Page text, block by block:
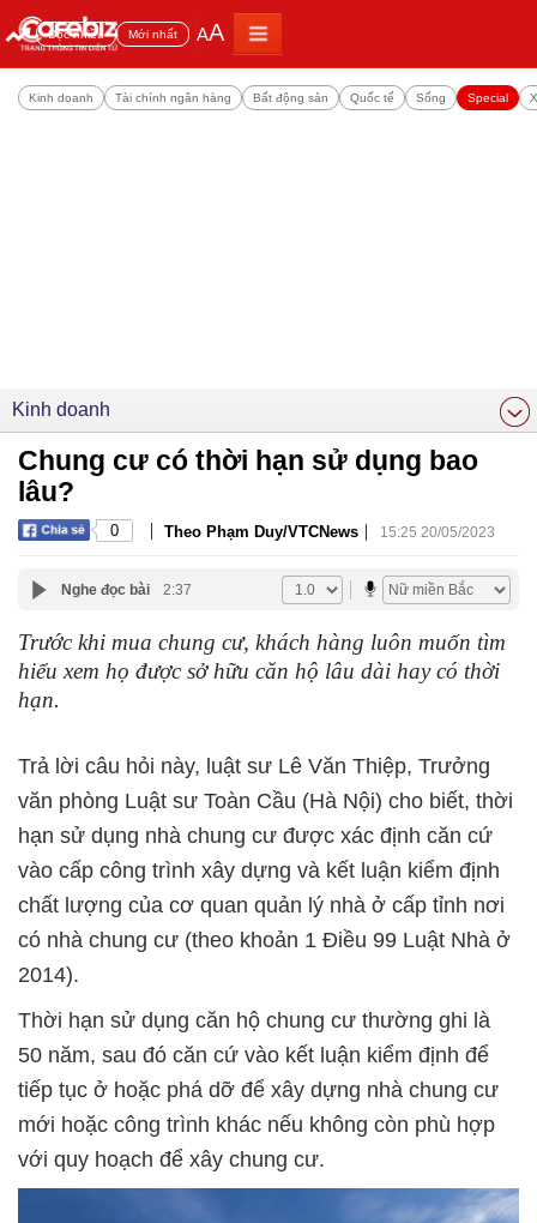
Đọc nhiều Mới nhất AA
Kinh doanh Tài chính ngân hàng Bất động sản Quốc tế Sống Special
Kinh doanh
Chung cư có thời hạn sử dụng bao
lâu?
0 | Theo Phạm Duy/VTCNews | 15:25 20/05/2023
Nghe đọc bài 2:37
Trước khi mua chung cư, khách hàng luôn muốn tìm
hiểu xem họ được sở hữu căn hộ lâu dài hay có thời
hạn.
Trả lời câu hỏi này, luật sư Lê Văn Thiệp, Trưởng
văn phòng Luật sư Toàn Cầu (Hà Nội) cho biết, thời
hạn sử dụng nhà chung cư được xác định căn cứ
vào cấp công trình xây dựng và kết luận kiểm định
chất lượng của cơ quan quản lý nhà ở cấp tỉnh nơi
có nhà chung cư (theo khoản 1 Điều 99 Luật Nhà ở
2014).
Thời hạn sử dụng căn hộ chung cư thường ghi là
50 năm, sau đó căn cứ vào kết luận kiểm định để
tiếp tục ở hoặc phá dỡ để xây dựng nhà chung cư
mới hoặc công trình khác nếu không còn phù hợp
với quy hoạch để xây chung cư.